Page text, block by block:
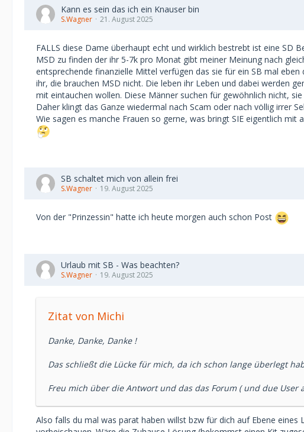
Kann es sein das ich ein Knauser bin
S.Wagner 21. August 2025
FALLS diese Dame überhaupt echt und wirklich bestrebt ist eine SD
MSD zu finden der ihr 5-7k pro Monat gibt meiner Meinung nach
entsprechende finanzielle Mittel verfügen das sie für ein SB mal
ihr, die brauchen MSD nicht. Die leben ihr Leben und dabei werden
mit eintauchen wollen. Diese Männer suchen für gewöhnlich nicht,
Daher klingt das Ganze wiedermal nach Scam oder nach völlig irrer
Wie sagen es manche Frauen so gerne, was bringt SIE eigentlich
SB schaltet mich von allein frei
S.Wagner 19. August 2025
Von der "Prinzessin" hatte ich heute morgen auch schon Post
Urlaub mit SB - Was beachten?
S.Wagner 19. August 2025
Zitat von Michi
Danke, Danke, Danke !
Das schließt die Lücke für mich, da ich schon lange überlegt
Freu mich über die Antwort und das das Forum ( und due
Also falls du mal was parat haben willst bzw für dich auf Ebene